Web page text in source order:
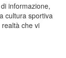
informazione,
cultura sportiva
che vi